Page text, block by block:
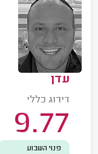
עדן
דירוג כללי
9.77
פנוי השבוע